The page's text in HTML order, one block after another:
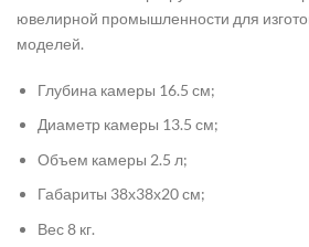
ювелирной промышленности для
моделей.
Глубина камеры 16.5 см;
Диаметр камеры 13.5 см;
Объем камеры 2.5 л;
Габариты 38х38х20 см;
Вес 8 кг.